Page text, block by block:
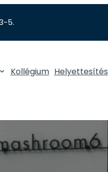
5.
Kollégium Helyettesítés